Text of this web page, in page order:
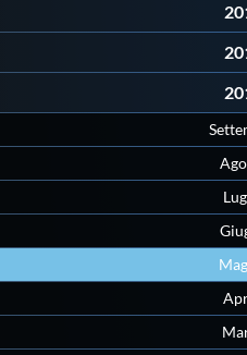
Flash News
Galleria fotografica
Videogallery
Intranet